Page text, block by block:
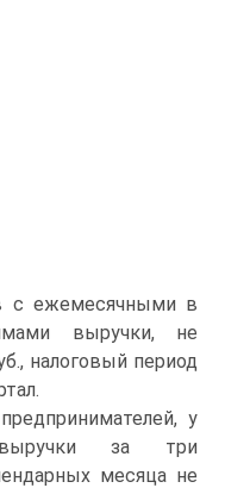
с ежемесячными в
выручки, не
налоговый период
у
за три
месяца не